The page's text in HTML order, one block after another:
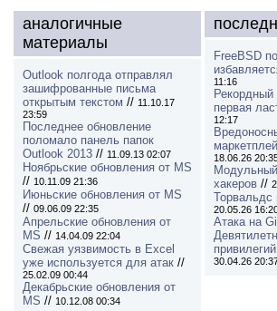
аналогичные
материалы
Outlook полгода отправлял
зашифрованные письма
открытым текстом // 11.10.17
23:59
Последнее обновление
поломало панель папок
Outlook 2013 // 11.09.13 02:07
Ноябрьские обновления от MS
// 10.11.09 21:36
Июньские обновления от MS
// 09.06.09 22:35
Апрельские обновления от
MS // 14.04.09 22:04
Свежая уязвимость в Excel
уже используется для атак //
25.02.09 00:44
Декабрьские обновления от
MS // 10.12.08 00:34
FreeBSD
11:16
первая
12:17
18.06.26
Модульный
хакеров //
Торвальдс
20.05.26
Атака на
30.04.26